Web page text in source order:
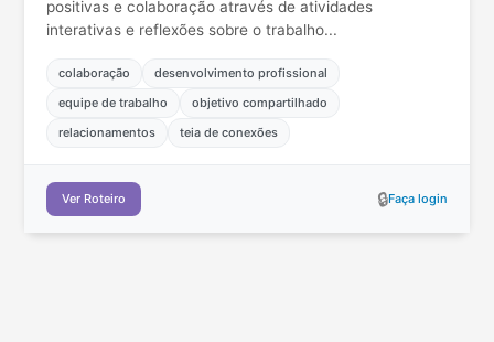
positivas e colaboração através de atividades
interativas e reflexões sobre o trabalho...
colaboração
desenvolvimento profissional
equipe de trabalho
objetivo compartilhado
relacionamentos
teia de conexões
Ver Roteiro 🔒Faça login